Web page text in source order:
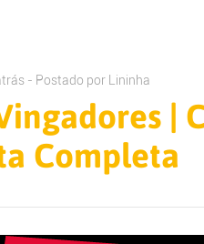
- Postado por Lininha
|
Completa